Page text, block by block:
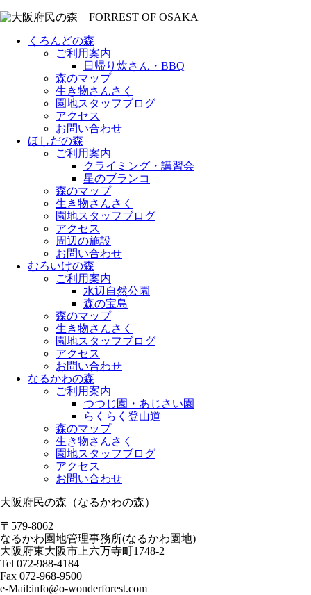
くろんどの森
ご利用案内
日帰り炊さん・BBQ
森のマップ
生き物さんさく
園地スタッフブログ
アクセス
お問い合わせ
ほしだの森
ご利用案内
クライミング・講習会
星のブランコ
森のマップ
生き物さんさく
園地スタッフブログ
アクセス
周辺の施設
お問い合わせ
むろいけの森
ご利用案内
水辺自然公園
森の宝島
森のマップ
生き物さんさく
園地スタッフブログ
アクセス
お問い合わせ
なるかわの森
ご利用案内
つつじ園・あじさい園
らくらく登山道
森のマップ
生き物さんさく
園地スタッフブログ
アクセス
お問い合わせ
大阪府民の森（なるかわの森）
〒579-8062
なるかわ園地管理事務所(なるかわ園地)
大阪府東大阪市上六万寺町1748-2
Tel 072-988-4184
Fax 072-968-9500
e-Mail:info@o-wonderforest.com